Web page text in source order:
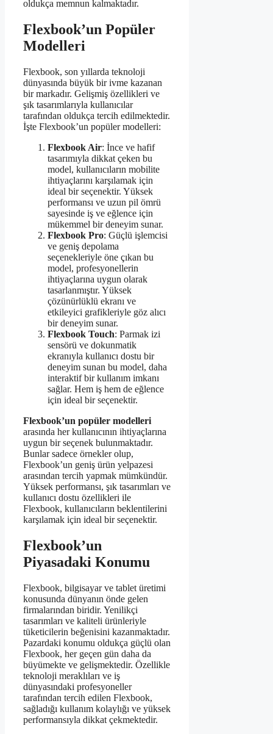
oldukça memnun kalmaktadır.
Flexbook’un Popüler
Modelleri
Flexbook, son yıllarda teknoloji
dünyasında büyük bir ivme kazanan
bir markadır. Gelişmiş özellikleri ve
şık tasarımlarıyla kullanıcılar
tarafından oldukça tercih edilmektedir.
İşte Flexbook’un popüler modelleri:
Flexbook Air: İnce ve hafif
tasarımıyla dikkat çeken bu
model, kullanıcıların mobilite
ihtiyaçlarını karşılamak için
ideal bir seçenektir. Yüksek
performansı ve uzun pil ömrü
sayesinde iş ve eğlence için
mükemmel bir deneyim sunar.
Flexbook Pro: Güçlü işlemcisi
ve geniş depolama
seçenekleriyle öne çıkan bu
model, profesyonellerin
ihtiyaçlarına uygun olarak
tasarlanmıştır. Yüksek
çözünürlüklü ekranı ve
etkileyici grafikleriyle göz alıcı
bir deneyim sunar.
Flexbook Touch: Parmak izi
sensörü ve dokunmatik
ekranıyla kullanıcı dostu bir
deneyim sunan bu model, daha
interaktif bir kullanım imkanı
sağlar. Hem iş hem de eğlence
için ideal bir seçenektir.
Flexbook’un popüler modelleri
arasında her kullanıcının ihtiyaçlarına
uygun bir seçenek bulunmaktadır.
Bunlar sadece örnekler olup,
Flexbook’un geniş ürün yelpazesi
arasından tercih yapmak mümkündür.
Yüksek performansı, şık tasarımları ve
kullanıcı dostu özellikleri ile
Flexbook, kullanıcıların beklentilerini
karşılamak için ideal bir seçenektir.
Flexbook’un
Piyasadaki Konumu
Flexbook, bilgisayar ve tablet üretimi
konusunda dünyanın önde gelen
firmalarından biridir. Yenilikçi
tasarımları ve kaliteli ürünleriyle
tüketicilerin beğenisini kazanmaktadır.
Pazardaki konumu oldukça güçlü olan
Flexbook, her geçen gün daha da
büyümekte ve gelişmektedir. Özellikle
teknoloji meraklıları ve iş
dünyasındaki profesyoneller
tarafından tercih edilen Flexbook,
sağladığı kullanım kolaylığı ve yüksek
performansıyla dikkat çekmektedir.